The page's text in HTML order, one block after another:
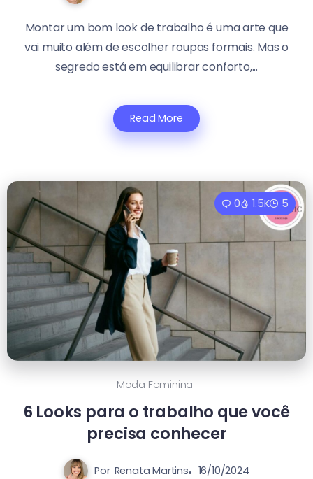
Montar um bom look de trabalho é uma arte que
vai muito além de escolher roupas formais. Mas o
segredo está em equilibrar conforto,...
Read More
0 1.5K 5
Moda Feminina
6 Looks para o trabalho que você
precisa conhecer
Por Renata Martins 16/10/2024